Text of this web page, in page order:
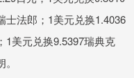
士法郎；1美元兑换1.4036
1美元兑换9.5397瑞典克